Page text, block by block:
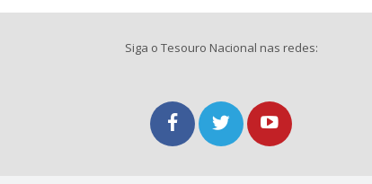
Siga o Tesouro Nacional nas redes: